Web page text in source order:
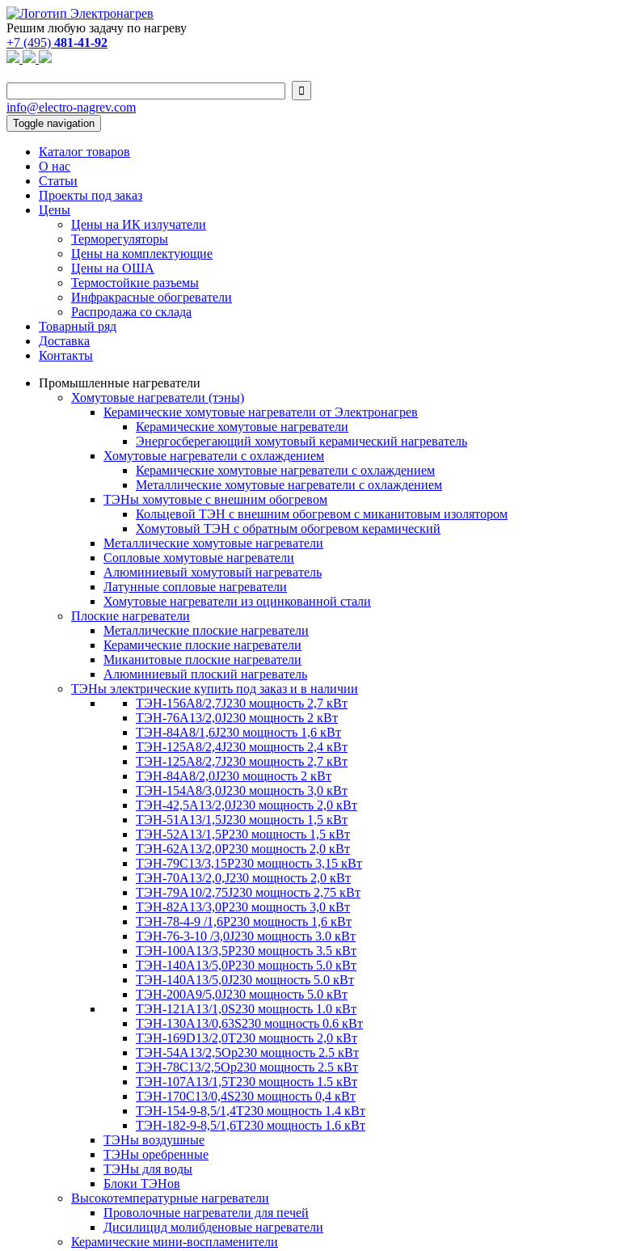
Решим любую задачу по нагреву
+7 (495) 481-41-92

info@electro-nagrev.com
Toggle navigation
Каталог товаров
О нас
Статьи
Проекты под заказ
Цены
Цены на ИК излучатели
Терморегуляторы
Цены на комплектующие
Цены на ОША
Термостойкие разъемы
Инфракрасные обогреватели
Распродажа со склада
Товарный ряд
Доставка
Контакты
Промышленные нагреватели
Хомутовые нагреватели (тэны)
Керамические хомутовые нагреватели от Электронагрев
Керамические хомутовые нагреватели
Энергосберегающий хомутовый керамический нагреватель
Хомутовые нагреватели с охлаждением
Керамические хомутовые нагреватели с охлаждением
Металлические хомутовые нагреватели с охлаждением
ТЭНы хомутовые с внешним обогревом
Кольцевой ТЭН с внешним обогревом с миканитовым изолятором
Хомутовый ТЭН с обратным обогревом керамический
Металлические хомутовые нагреватели
Сопловые хомутовые нагреватели
Алюминиевый хомутовый нагреватель
Латунные сопловые нагреватели
Хомутовые нагреватели из оцинкованной стали
Плоские нагреватели
Металлические плоские нагреватели
Керамические плоские нагреватели
Миканитовые плоские нагреватели
Алюминиевый плоский нагреватель
ТЭНы электрические купить под заказ и в наличии
ТЭН-156А8/2,7J230 мощность 2,7 кВт
ТЭН-76А13/2,0J230 мощность 2 кВт
ТЭН-84А8/1,6J230 мощность 1,6 кВт
ТЭН-125А8/2,4J230 мощность 2,4 кВт
ТЭН-125А8/2,7J230 мощность 2,7 кВт
ТЭН-84А8/2,0J230 мощность 2 кВт
ТЭН-154А8/3,0J230 мощность 3,0 кВт
ТЭН-42,5А13/2,0J230 мощность 2,0 кВт
ТЭН-51А13/1,5J230 мощность 1,5 кВт
ТЭН-52А13/1,5Р230 мощность 1,5 кВт
ТЭН-62А13/2,0Р230 мощность 2,0 кВт
ТЭН-79С13/3,15Р230 мощность 3,15 кВт
ТЭН-70А13/2,0,J230 мощность 2,0 кВт
ТЭН-79А10/2,75J230 мощность 2,75 кВт
ТЭН-82А13/3,0Р230 мощность 3,0 кВт
ТЭН-78-4-9 /1,6P230 мощность 1,6 кВт
ТЭН-76-3-10 /3,0J230 мощность 3.0 кВт
ТЭН-100А13/3,5Р230 мощность 3.5 кВт
ТЭН-140А13/5,0Р230 мощность 5.0 кВт
ТЭН-140А13/5,0J230 мощность 5.0 кВт
ТЭН-200А9/5,0J230 мощность 5.0 кВт
ТЭН-121А13/1,0S230 мощность 1.0 кВт
ТЭН-130А13/0,63S230 мощность 0.6 кВт
ТЭН-169D13/2,0T230 мощность 2,0 кВт
ТЭН-54А13/2,5Ор230 мощность 2.5 кВт
ТЭН-78С13/2,5Ор230 мощность 2.5 кВт
ТЭН-107А13/1,5Т230 мощность 1.5 кВт
ТЭН-170C13/0,4S230 мощность 0,4 кВт
ТЭН-154-9-8,5/1,4Т230 мощность 1.4 кВт
ТЭН-182-9-8,5/1,6Т230 мощность 1.6 кВт
ТЭНы воздушные
ТЭНы оребренные
ТЭНы для воды
Блоки ТЭНов
Высокотемпературные нагреватели
Проволочные нагреватели для печей
Дисилицид молибденовые нагреватели
Керамические мини-воспламенители